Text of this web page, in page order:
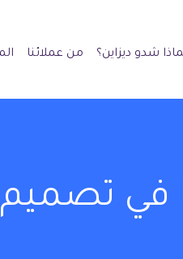
شدو ديزاين؟ من عملائنا
تصميم